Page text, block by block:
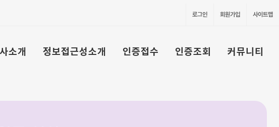
로그인 회원가입 사이트맵
소개 정보접근성소개 인증접수 인증조회 커뮤니티